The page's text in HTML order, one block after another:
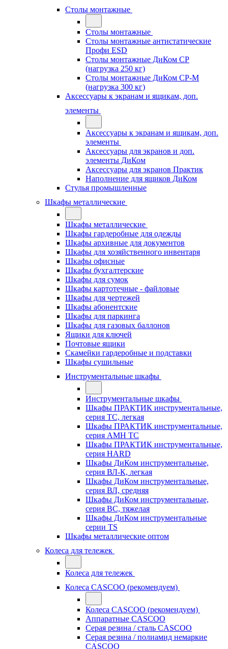
Столы монтажные
Столы монтажные
Столы монтажные антистатические
Профи ESD
Столы монтажные ДиКом СР
(нагрузка 250 кг)
Столы монтажные ДиКом СР-М
(нагрузка 300 кг)
Аксессуары к экранам и ящикам, доп.
элементы
Аксессуары к экранам и ящикам, доп.
элементы
Аксессуары для экранов и доп.
элементы ДиКом
Аксессуары для экранов Практик
Наполнение для ящиков ДиКом
Стулья промышленные
Шкафы металлические
Шкафы металлические
Шкафы гардеробные для одежды
Шкафы архивные для документов
Шкафы для хозяйственного инвентаря
Шкафы офисные
Шкафы бухгалтерские
Шкафы для сумок
Шкафы картотечные - файловые
Шкафы для чертежей
Шкафы абонентские
Шкафы для паркинга
Шкафы для газовых баллонов
Ящики для ключей
Почтовые ящики
Скамейки гардеробные и подставки
Шкафы сушильные
Инструментальные шкафы
Инструментальные шкафы
Шкафы ПРАКТИК инструментальные,
серия ТC, легкая
Шкафы ПРАКТИК инструментальные,
серия AMH TC
Шкафы ПРАКТИК инструментальные,
серия HARD
Шкафы ДиКом инструментальные,
cерия ВЛ-К, легкая
Шкафы ДиКом инструментальные,
серия ВЛ, средняя
Шкафы ДиКом инструментальные,
серия ВС, тяжелая
Шкафы ДиКом инструментальные
серии TS
Шкафы металлические оптом
Колеса для тележек
Колеса для тележек
Колеса CASCOO (рекомендуем)
Колеса CASCOO (рекомендуем)
Аппаратные CASCOO
Серая резина / сталь CASCOO
Серая резина / полиамид немаркие
CASCOO